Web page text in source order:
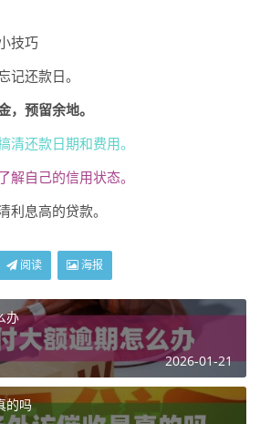
技巧
记还款日。
，预留余地。
清还款日期和费用。
解自己的信用状态。
利息高的贷款。
阅读 海报
办
2026-01-21
的吗